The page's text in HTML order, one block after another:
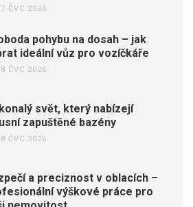
ČVC 2026
pohybu na dosah – jak
ideální vůz pro vozíčkáře
ČVC 2026
svět, který nabízejí
zapuštěné bazény
ČVC 2026
a preciznost v oblacích –
výškové práce pro